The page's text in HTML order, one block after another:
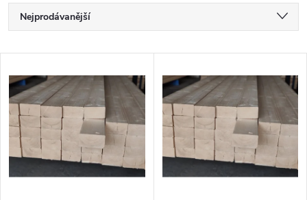
Ř
a
z
e
n
í
Nejprodávanější
Abecedně
V
ý
p
i